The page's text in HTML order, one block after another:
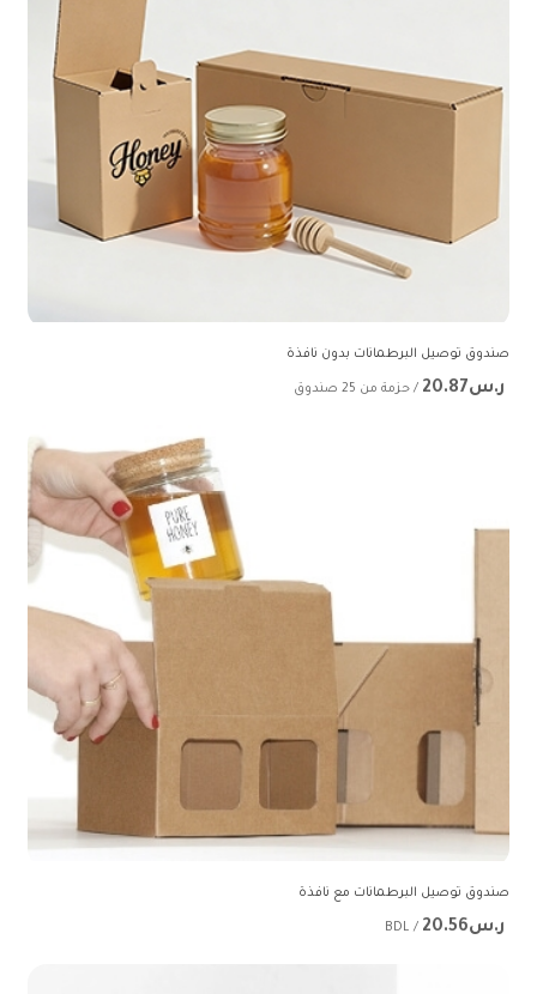
صندوق توصيل البرطمانات بدون نافذة
ر.س20.87 / حزمة من 25 صندوق
صندوق توصيل البرطمانات مع نافذة
ر.س20.56 / BDL